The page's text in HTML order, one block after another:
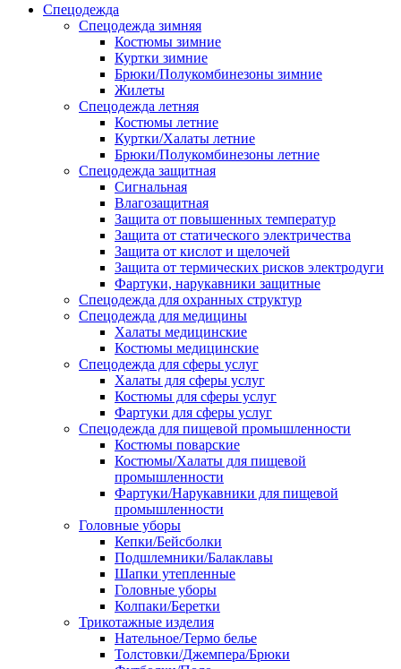
Спецодежда
Спецодежда зимняя
Костюмы зимние
Куртки зимние
Брюки/Полукомбинезоны зимние
Жилеты
Спецодежда летняя
Костюмы летние
Куртки/Халаты летние
Брюки/Полукомбинезоны летние
Спецодежда защитная
Сигнальная
Влагозащитная
Защита от повышенных температур
Защита от статического электричества
Защита от кислот и щелочей
Защита от термических рисков электродуги
Фартуки, нарукавники защитные
Спецодежда для охранных структур
Спецодежда для медицины
Халаты медицинские
Костюмы медицинские
Спецодежда для сферы услуг
Халаты для сферы услуг
Костюмы для сферы услуг
Фартуки для сферы услуг
Спецодежда для пищевой промышленности
Костюмы поварские
Костюмы/Халаты для пищевой
промышленности
Фартуки/Нарукавники для пищевой
промышленности
Головные уборы
Кепки/Бейсболки
Подшлемники/Балаклавы
Шапки утепленные
Головные уборы
Колпаки/Беретки
Трикотажные изделия
Нательное/Термо белье
Толстовки/Джемпера/Брюки